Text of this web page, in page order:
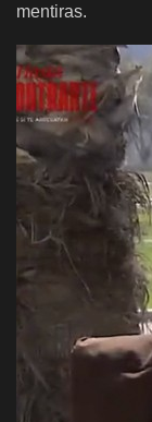
mentiras.